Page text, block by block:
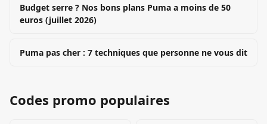
Budget serre ? Nos bons plans Puma a moins de 50
euros (juillet 2026)
Puma pas cher : 7 techniques que personne ne vous dit
Codes promo populaires